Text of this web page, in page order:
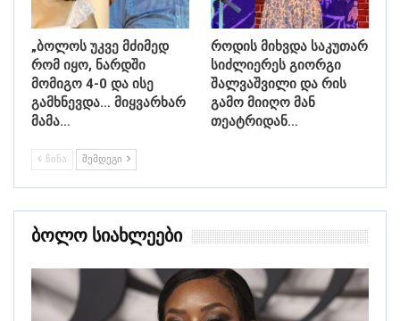
„ბოლოს უკვე მძიმედ
რომ იყო, ნარდში
მომიგო 4-0 და ისე
გამხნევდა… მიყვარხარ
მამა…
როდის მიხვდა საკუთარ
სიძლიერეს გიორგი
შალვაშვილი და რის
გამო მიიღო მან
თეატრიდან…
ᲬᲘᲜᲐ ᲨᲔᲛᲓᲔᲒᲘ
Ბოლო Სიახლეები